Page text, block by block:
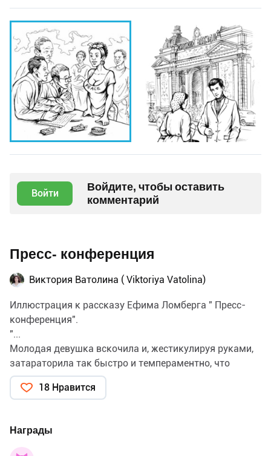
Войти
Войдите, чтобы оставить
комментарий
Пресс- конференция
Виктория Ватолина ( Viktoriya Vatolina)
Иллюстрация к рассказу Ефима Ломберга " Пресс-
конференция".
"...
Молодая девушка вскочила и, жестикулируя руками,
затараторила так быстро и темпераментно, что
увесистые груди под майкой заходили ходуном. Ее
кажущаяся доступность, белые зубы на иссиня-
завода подзабытое чувство похотливости..."
18 Нравится
Награды